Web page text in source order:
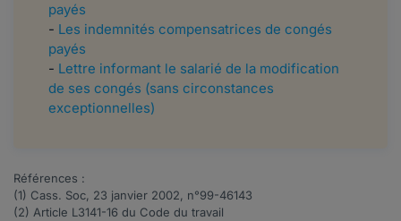
payés
- Les indemnités compensatrices de congés
payés
- Lettre informant le salarié de la modification
de ses congés (sans circonstances
exceptionnelles)
Références :
(1) Cass. Soc, 23 janvier 2002, n°99-46143
(2) Article L3141-16 du Code du travail